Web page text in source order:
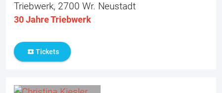
Triebwerk, 2700 Wr. Neustadt
30 Jahre Triebwerk
local_activity Tickets